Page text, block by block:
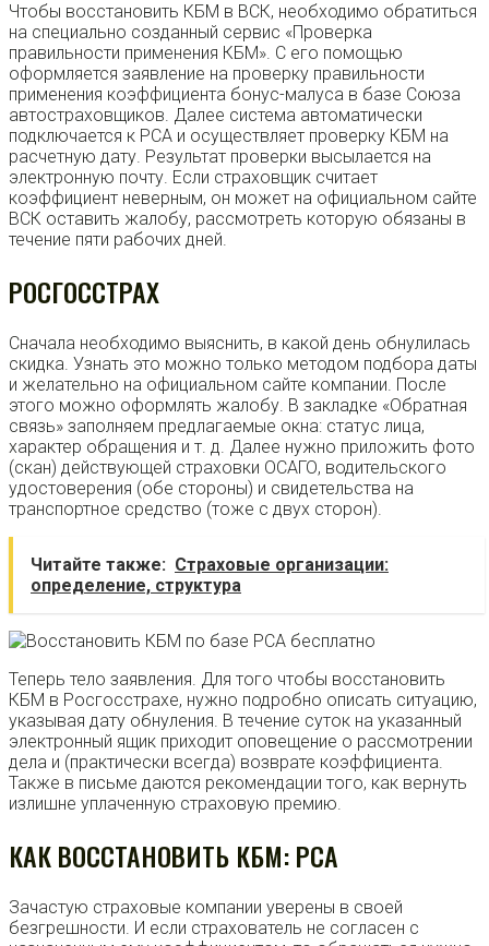
Чтобы восстановить КБМ в ВСК, необходимо обратиться
на специально созданный сервис «Проверка
правильности применения КБМ». С его помощью
оформляется заявление на проверку правильности
применения коэффициента бонус-малуса в базе Союза
автостраховщиков. Далее система автоматически
подключается к РСА и осуществляет проверку КБМ на
расчетную дату. Результат проверки высылается на
электронную почту. Если страховщик считает
коэффициент неверным, он может на официальном сайте
ВСК оставить жалобу, рассмотреть которую обязаны в
течение пяти рабочих дней.
РОСГОССТРАХ
Сначала необходимо выяснить, в какой день обнулилась
скидка. Узнать это можно только методом подбора даты
и желательно на официальном сайте компании. После
этого можно оформлять жалобу. В закладке «Обратная
связь» заполняем предлагаемые окна: статус лица,
характер обращения и т. д. Далее нужно приложить фото
(скан) действующей страховки ОСАГО, водительского
удостоверения (обе стороны) и свидетельства на
транспортное средство (тоже с двух сторон).
Читайте также: Страховые организации:
определение, структура
Теперь тело заявления. Для того чтобы восстановить
КБМ в Росгосстрахе, нужно подробно описать ситуацию,
указывая дату обнуления. В течение суток на указанный
электронный ящик приходит оповещение о рассмотрении
дела и (практически всегда) возврате коэффициента.
Также в письме даются рекомендации того, как вернуть
излишне уплаченную страховую премию.
КАК ВОССТАНОВИТЬ КБМ: РСА
Зачастую страховые компании уверены в своей
безгрешности. И если страхователь не согласен с